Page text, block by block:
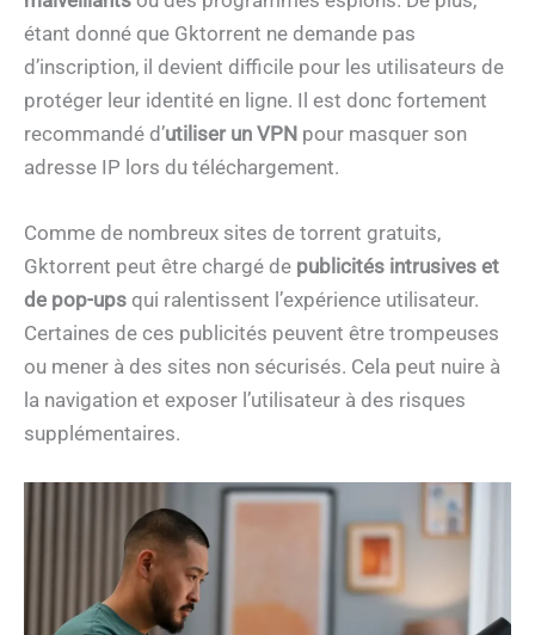
étant donné que Gktorrent ne demande pas
d’inscription, il devient difficile pour les utilisateurs de
protéger leur identité en ligne. Il est donc fortement
recommandé d’utiliser un VPN pour masquer son
adresse IP lors du téléchargement.
Comme de nombreux sites de torrent gratuits,
Gktorrent peut être chargé de publicités intrusives et
de pop-ups qui ralentissent l’expérience utilisateur.
Certaines de ces publicités peuvent être trompeuses
ou mener à des sites non sécurisés. Cela peut nuire à
la navigation et exposer l’utilisateur à des risques
supplémentaires.